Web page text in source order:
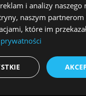
i analizy
naszym
które im